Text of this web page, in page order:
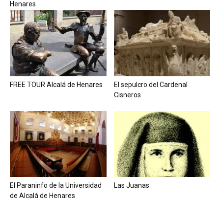
Henares
FREE TOUR Alcalá de Henares
El sepulcro del Cardenal
Cisneros
El Paraninfo de la Universidad
de Alcalá de Henares
Las Juanas